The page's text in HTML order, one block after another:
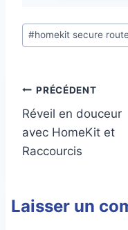
Étiquettes
de
publication :
#homekit secure
Navigation
de
l’article
PRÉCÉDENT
Réveil en douceur
avec HomeKit et
Raccourcis
Laisser un